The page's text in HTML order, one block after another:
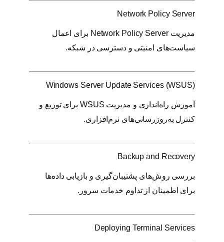
Network Policy Server
مدیریت Network Policy Server برای اعمال
سیاست‌های امنیتی و دسترسی در شبکه.
Windows Server Update Services (WSUS)
آموزش راه‌اندازی و مدیریت WSUS برای توزیع و
کنترل به‌روزرسانی‌های نرم‌افزاری.
Backup and Recovery
بررسی روش‌های پشتیبان‌گیری و بازیابی داده‌ها
برای اطمینان از تداوم خدمات سرور.
Deploying Terminal Services